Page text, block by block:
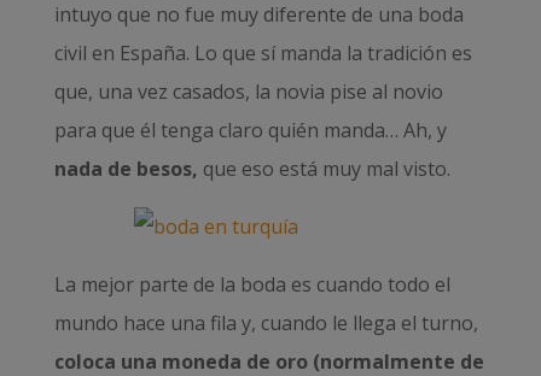
intuyo que no fue muy diferente de una boda
civil en España. Lo que sí manda la tradición es
que, una vez casados, la novia pise al novio
para que él tenga claro quién manda… Ah, y
nada de besos, que eso está muy mal visto.
La mejor parte de la boda es cuando todo el
mundo hace una fila y, cuando le llega el turno,
coloca una moneda de oro (normalmente de